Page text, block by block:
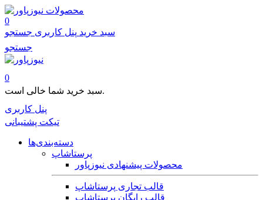
محصولات
0
سبد خرید پنل کاربری جستجو
جستجو
0
سبد خرید شما خالی است.
پنل کاربری
تیکت پشتیبانی
دسته‌بندی‌ها
پرستاشاپ
محصولات پیشنهادی نیوزپاور
قالب تجاری پرستاشاپ
قالب رایگان پرستاشاپ